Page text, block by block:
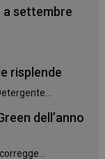
settembre
risplende
dell’anno